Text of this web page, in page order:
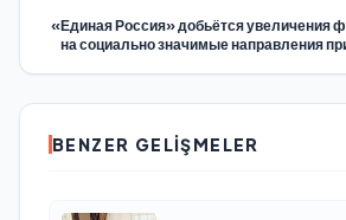
«Единая Россия» добьётся увеличения
на социально значимые направления
BENZER GELIŞMELER